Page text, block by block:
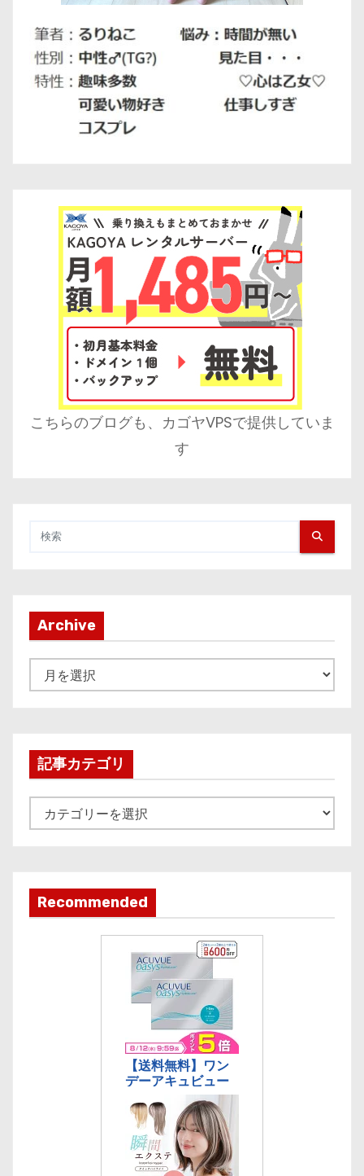
こちらのブログも、カゴヤVPSで提供していま
す
Archive
r
v
e
記事カテゴリ
事
ゴ
リ
Recommended